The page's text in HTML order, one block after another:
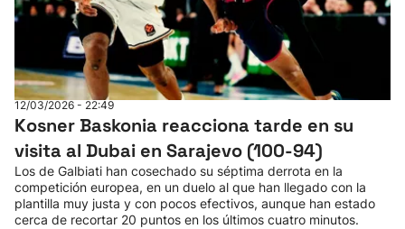
12/03/2026 - 22:49
Kosner Baskonia reacciona tarde en su
visita al Dubai en Sarajevo (100-94)
Los de Galbiati han cosechado su séptima derrota en la
competición europea, en un duelo al que han llegado con la
plantilla muy justa y con pocos efectivos, aunque han estado
cerca de recortar 20 puntos en los últimos cuatro minutos.